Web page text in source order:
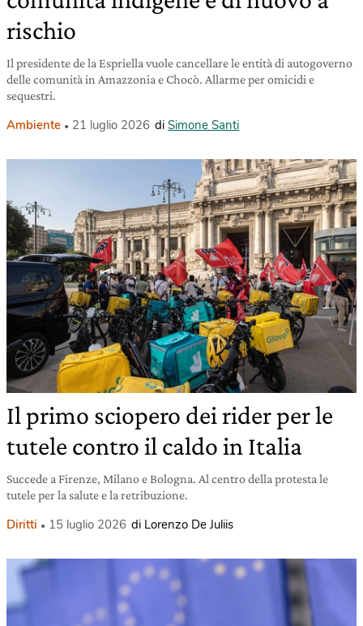
rischio
Il presidente de la Espriella vuole cancellare le entità di autogoverno
delle comunità in Amazzonia e Chocò. Allarme per omicidi e
sequestri.
Ambiente 21 luglio 2026 di Simone Santi
Il primo sciopero dei rider per le
tutele contro il caldo in Italia
Succede a Firenze, Milano e Bologna. Al centro della protesta le
tutele per la salute e la retribuzione.
Diritti 15 luglio 2026 di Lorenzo De Juliis